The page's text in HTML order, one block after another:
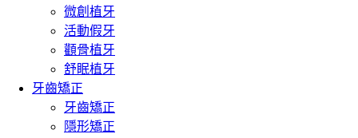
微創植牙
活動假牙
顴骨植牙
舒眠植牙
牙齒矯正
牙齒矯正
隱形矯正